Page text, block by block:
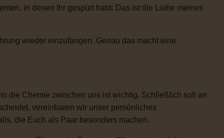
in denen Ihr gespürt habt: Das ist die Liebe meines
wieder einzufangen. Genau das macht eine
die Chemie zwischen uns ist wichtig. Schließlich soll an
vereinbaren wir unser persönliches
die Euch als Paar besonders machen.